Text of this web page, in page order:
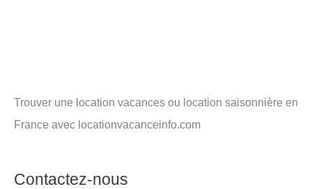
Trouver une location vacances ou location saisonnière en
France avec locationvacanceinfo.com
Contactez-nous